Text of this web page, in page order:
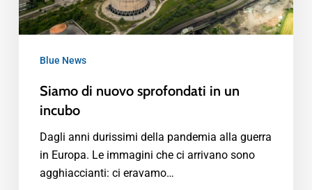
Blue News
Siamo di nuovo sprofondati in un
incubo
Dagli anni durissimi della pandemia alla guerra
in Europa. Le immagini che ci arrivano sono
agghiaccianti: ci eravamo…